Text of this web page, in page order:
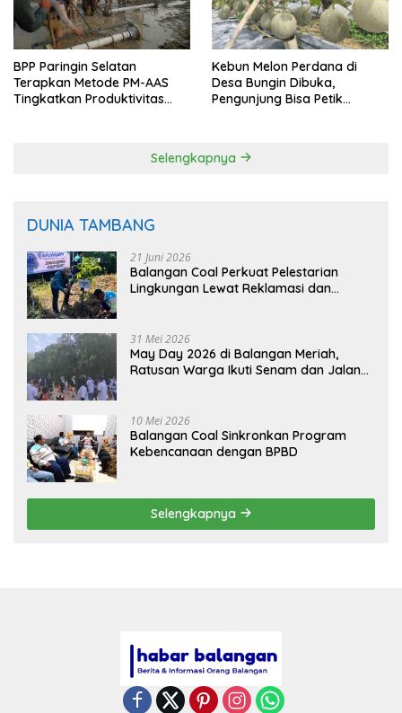
BPP Paringin Selatan
Terapkan Metode PM-AAS
Tingkatkan Produktivitas
Kebun Melon Perdana di
Desa Bungin Dibuka,
Pengunjung Bisa Petik
Selengkapnya
DUNIA TAMBANG
21 Juni 2026
Balangan Coal Perkuat Pelestarian
Lingkungan Lewat Reklamasi dan
31 Mei 2026
May Day 2026 di Balangan Meriah,
Ratusan Warga Ikuti Senam dan Jalan
10 Mei 2026
Balangan Coal Sinkronkan Program
Kebencanaan dengan BPBD
Selengkapnya